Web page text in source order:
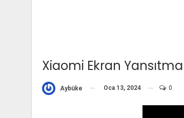
Xiaomi Ekran Yansıtma
Aybüke Oca 13, 2024 0